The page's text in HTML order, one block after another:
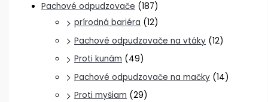
Pachové odpudzovače (187)
prírodná bariéra (12)
Pachové odpudzovače na vtáky (12)
Proti kunám (49)
Pachové odpudzovače na mačky (14)
Proti myšiam (29)